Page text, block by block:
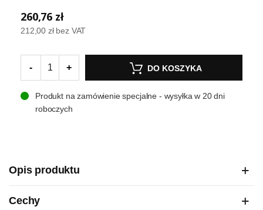
260,76 zł
212,00 zł bez VAT
- + DO KOSZYKA
Produkt na zamówienie specjalne - wysyłka w 20 dni
roboczych
Opis produktu
Cechy